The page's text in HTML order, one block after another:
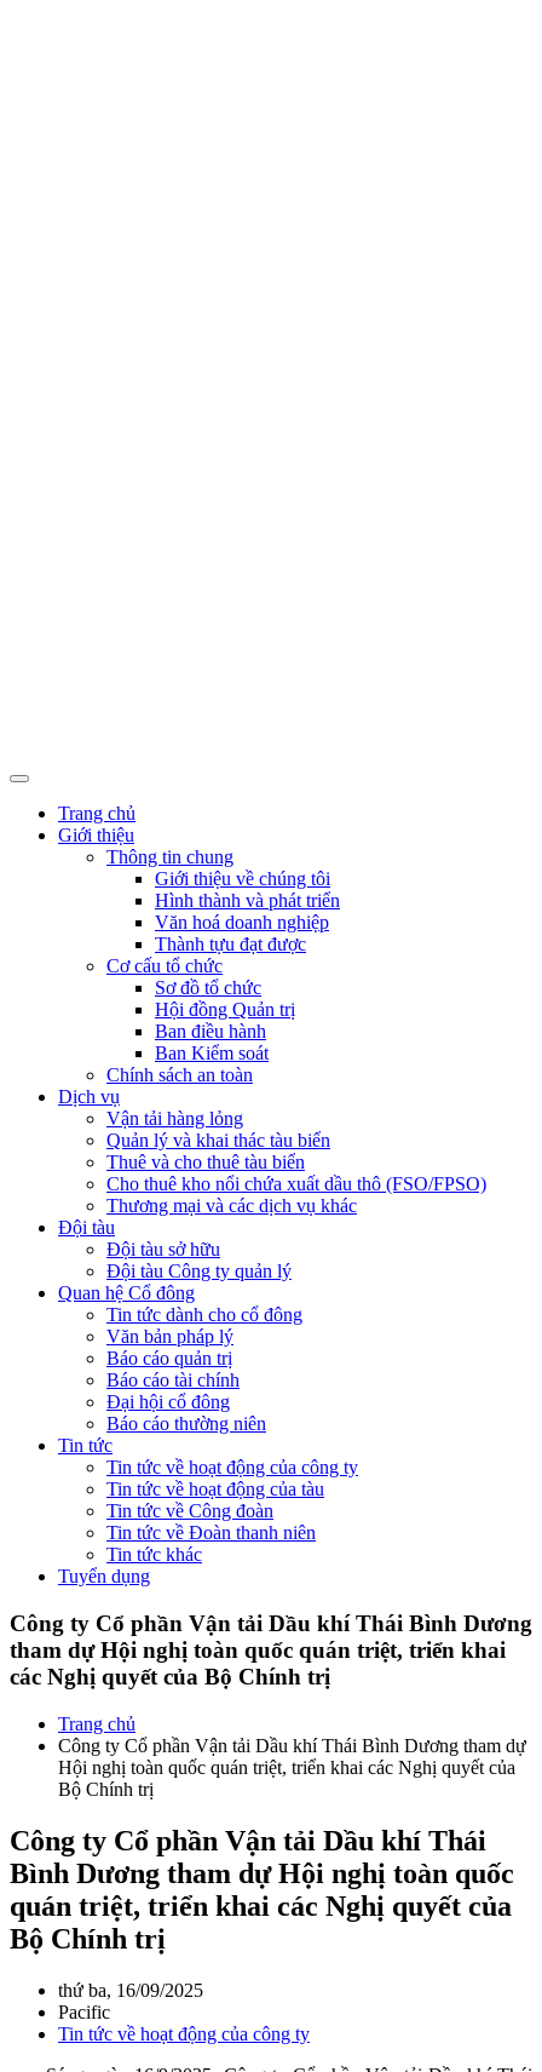
Trang chủ
Giới thiệu
Thông tin chung
Giới thiệu về chúng tôi
Hình thành và phát triển
Văn hoá doanh nghiệp
Thành tựu đạt được
Cơ cấu tổ chức
Sơ đồ tổ chức
Hội đồng Quản trị
Ban điều hành
Ban Kiểm soát
Chính sách an toàn
Dịch vụ
Vận tải hàng lỏng
Quản lý và khai thác tàu biển
Thuê và cho thuê tàu biển
Cho thuê kho nổi chứa xuất dầu thô (FSO/FPSO)
Thương mại và các dịch vụ khác
Đội tàu
Đội tàu sở hữu
Đội tàu Công ty quản lý
Quan hệ Cổ đông
Tin tức dành cho cổ đông
Văn bản pháp lý
Báo cáo quản trị
Báo cáo tài chính
Đại hội cổ đông
Báo cáo thường niên
Tin tức
Tin tức về hoạt động của công ty
Tin tức về hoạt động của tàu
Tin tức về Công đoàn
Tin tức về Đoàn thanh niên
Tin tức khác
Tuyển dụng
Công ty Cổ phần Vận tải Dầu khí Thái Bình Dương
tham dự Hội nghị toàn quốc quán triệt, triển khai
các Nghị quyết của Bộ Chính trị
Trang chủ
Công ty Cổ phần Vận tải Dầu khí Thái Bình Dương tham dự
Hội nghị toàn quốc quán triệt, triển khai các Nghị quyết của
Bộ Chính trị
Công ty Cổ phần Vận tải Dầu khí Thái
Bình Dương tham dự Hội nghị toàn quốc
quán triệt, triển khai các Nghị quyết của
Bộ Chính trị
thứ ba, 16/09/2025
Pacific
Tin tức về hoạt động của công ty